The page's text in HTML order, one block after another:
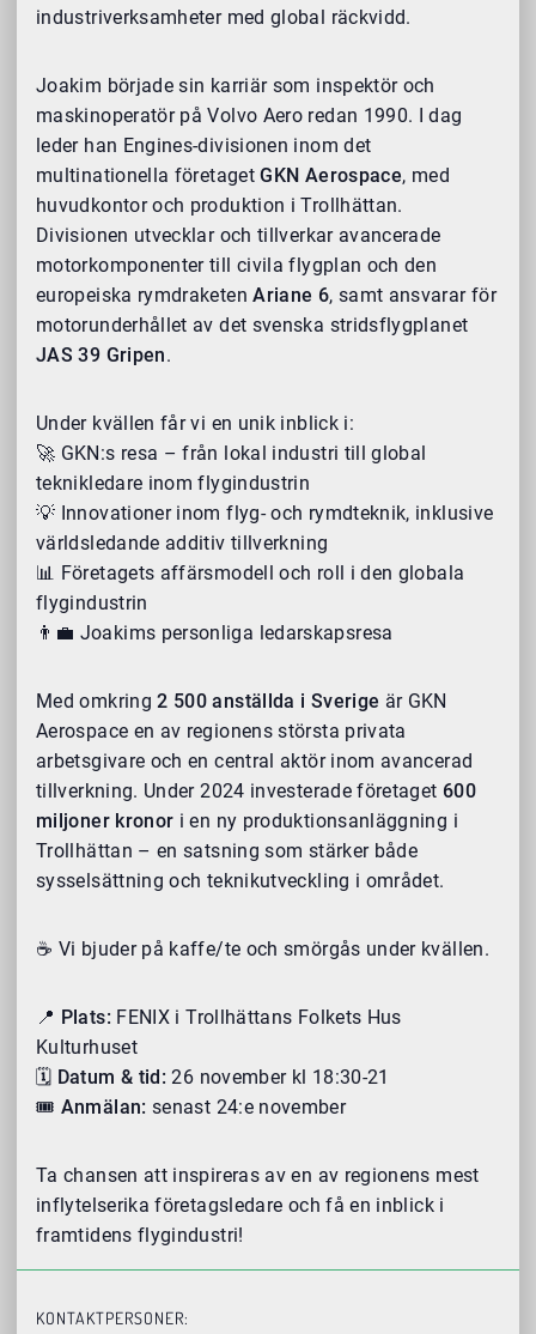
industriverksamheter med global räckvidd.
Joakim började sin karriär som inspektör och
maskinoperatör på Volvo Aero redan 1990. I dag
leder han Engines-divisionen inom det
multinationella företagetGKN Aerospace, med
huvudkontor och produktion i Trollhättan.
Divisionen utvecklar och tillverkar avancerade
motorkomponenter till civila flygplan och den
europeiska rymdraketenAriane 6, samt ansvarar för
motorunderhållet av det svenska stridsflygplanet
JAS 39 Gripen.
Under kvällen får vi en unik inblick i:
🚀 GKN:s resa – från lokal industri till global
teknikledare inom flygindustrin
💡 Innovationer inom flyg- och rymdteknik, inklusive
världsledande additiv tillverkning
📊 Företagets affärsmodell och roll i den globala
flygindustrin
👨‍💼 Joakims personliga ledarskapsresa
Med omkring2 500 anställda i Sverige är GKN
Aerospace en av regionens största privata
arbetsgivare och en central aktör inom avancerad
tillverkning. Under 2024 investerade företaget 600
miljoner kronor i en ny produktionsanläggning i
Trollhättan – en satsning som stärker både
sysselsättning och teknikutveckling i området.
☕ Vi bjuder på kaffe/te och smörgås under kvällen.
📍 Plats: FENIX i Trollhättans Folkets Hus
Kulturhuset
🗓️ Datum & tid: 26 november kl 18:30-21
🎟️ Anmälan: senast 24:e november
Ta chansen att inspireras av en av regionens mest
inflytelserika företagsledare och få en inblick i
framtidens flygindustri!
KONTAKTPERSONER: